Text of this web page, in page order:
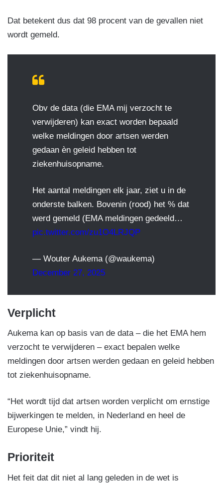
Dat betekent dus dat 98 procent van de gevallen niet
wordt gemeld.
Obv de data (die EMA mij verzocht te
verwijderen) kan exact worden bepaald
welke meldingen door artsen werden
gedaan èn geleid hebben tot
ziekenhuisopname.
Het aantal meldingen elk jaar, ziet u in de
onderste balken. Bovenin (rood) het % dat
werd gemeld (EMA meldingen gedeeld…
pic.twitter.com/zu1O4LRJQP
— Wouter Aukema (@waukema)
December 27, 2025
Verplicht
Aukema kan op basis van de data – die het EMA hem
verzocht te verwijderen – exact bepalen welke
meldingen door artsen werden gedaan en geleid hebben
tot ziekenhuisopname.
“Het wordt tijd dat artsen worden verplicht om ernstige
bijwerkingen te melden, in Nederland en heel de
Europese Unie,” vindt hij.
Prioriteit
Het feit dat dit niet al lang geleden in de wet is